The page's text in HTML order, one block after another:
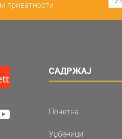
приватности
САДРЖАЈ
Почетна
Уџбеници